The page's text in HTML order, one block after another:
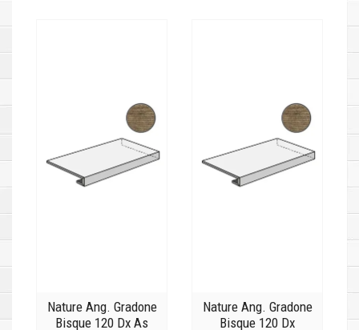
Nature Ang. Gradone
Bisque 120 Dx As
Nature Ang. Gradone
Bisque 120 Dx